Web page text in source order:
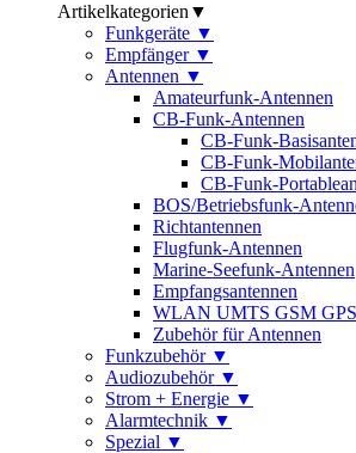
Artikelkategorien ▼
Funkgeräte ▼
Empfänger ▼
Antennen ▼
Amateurfunk-Antennen
CB-Funk-Antennen
CB-Funk-
CB-Funk-
CB-Funk-
BOS/Betriebsfunk-
Richtantennen
Flugfunk-Antennen
Marine-Seefunk-Antennen
Empfangsantennen
WLAN UMTS GSM
Zubehör für Antennen
Funkzubehör ▼
Audiozubehör ▼
Strom + Energie ▼
Alarmtechnik ▼
Spezial ▼